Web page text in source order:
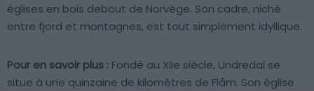
églises en bois debout de Norvège. Son cadre, niché
entre fjord et montagnes, est tout simplement idyllique.
Pour en savoir plus : Fondé au XIIe siècle, Undredal se
situe à une quinzaine de kilomètres de Flåm. Son église